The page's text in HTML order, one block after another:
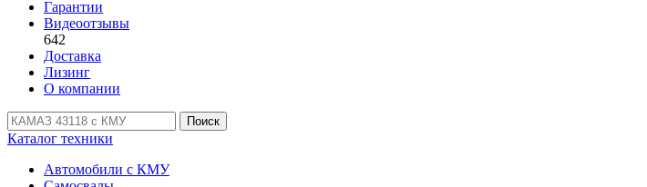
Гарантии
Видеоотзывы
642
Доставка
Лизинг
О компании
Поиск
Каталог техники
Автомобили с КМУ